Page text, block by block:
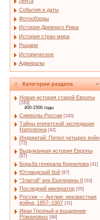
События и даты
Фотообзоры
История Древнего Рима
История стран мира
Рыцари
Историческое
Адмиралы
Категории раздела
Новая история старой Европы
[183]
400-1500 годы
Символы России [100]
Тайны египетской экспедиции
Наполеона [42]
Индокитай: Пепел четырех войн
[72]
Выдуманная история Европы
[67]
Борьба генерала Корнилова [41]
Ютландский бой [87]
“Златой” век Екатерины II [53]
Последний император [55]
Россия — Англия: неизвестная
война, 1857–1907 [31]
Иван Грозный и воцарение
Романовых [89]